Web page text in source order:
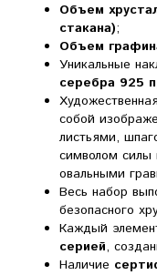
Объем
стакана);
Объем
Уникальные
серебра 925
собой
листьями,
символом силы
овальными
Весь набор
безопасного
Каждый
серией,
Наличие